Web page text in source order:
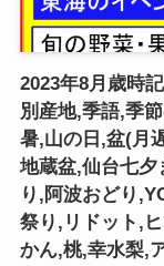
2023年8月歳時
別産地,季語,季
暑,山の日,盆(月
地蔵盆,仙台七夕
り,阿波おどり
祭り,リドット,
かん,桃,幸水梨,